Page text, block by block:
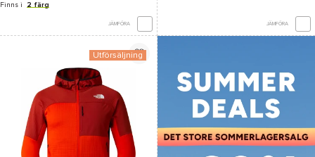
Finns i 2 färg
JÄMFÖRA JÄMFÖRA
Utförsäljning